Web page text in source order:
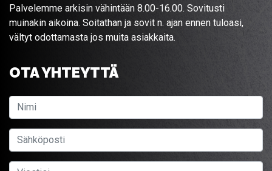
Palvelemme arkisin vähintään 8.00-16.00. Sovitusti
muinakin aikoina. Soitathan ja sovit n. ajan ennen tuloasi,
vältyt odottamasta jos muita asiakkaita.
OTA YHTEYTTÄ